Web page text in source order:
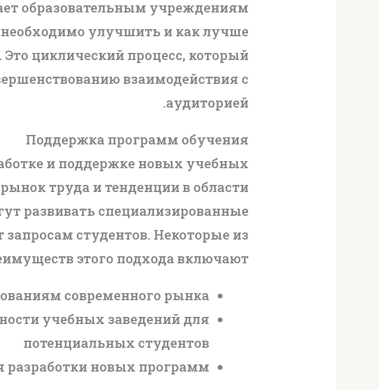
образовательным учреждениям
улучшить и как лучше
циклический процесс, который
взаимодействия с
аудиторией.
Поддержка программ обучения
и поддержке новых учебных
труда и тенденции в области
развивать специализированные
студентов. Некоторые из
этого подхода включают:
современного рынка
учебных заведений для
потенциальных студентов
разработки новых программ